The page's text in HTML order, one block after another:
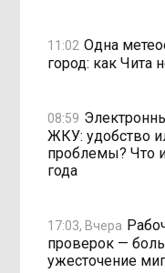
11:02 Одна
город: как Чита
08:59
ЖКУ: удобство
проблемы? Что
года
17:03, Вчера
проверок —
ужесточение